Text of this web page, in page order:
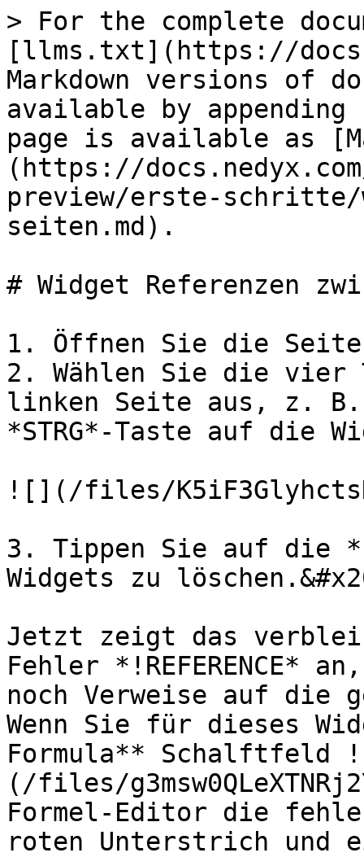
> For the complete
[llms.txt](https://
Markdown versions of
available by
page is available as
(https://
preview/erste-schritte/
seiten.md).
# Widget Referenzen
1. Öffnen Sie die
2. Wählen Sie die vier
linken Seite aus, z. B.
*STRG*-Taste auf die
![](/files/
3. Tippen Sie auf die
Widgets zu
Jetzt zeigt das
Fehler *!REFERENCE*
noch Verweise auf die
Wenn Sie für dieses
Formula** Schalftfeld
(/files/
Formel-Editor die
roten Unterstrich und